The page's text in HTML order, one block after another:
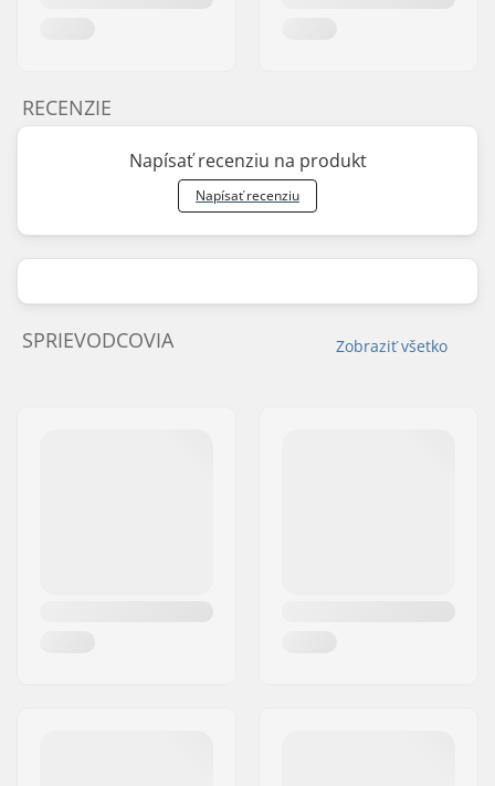
RECENZIE
Napísať recenziu na produkt
Napísať recenziu
Zobraziť všetko
SPRIEVODCOVIA